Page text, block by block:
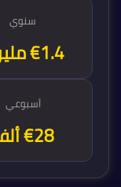
سنوي
€1.5 مليون
أسبوعي
€28 ألف